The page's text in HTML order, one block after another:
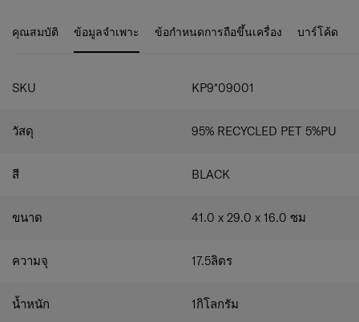
การตกแต่งด้วยสีที่เข้ากันบนแผ่นโลโก้และภายใน
สายสะพายบ่าดีไซน์ตามหลักสรีรศาสตร์
รวมการปรับแต่งส่วนตัว (Personalization)
ช่องสำหรับจัดเก็บ Powerbank (ไม่รวม Powerbank)
คุณสมบัติ ข้อมูลจำเพาะ ข้อกำหนดการถือขึ้นเครื่อง บาร์โค้ด
SKU KP9*09001
วัสดุ 95% RECYCLED PET 5%PU
สี BLACK
ขนาด 41.0 x 29.0 x 16.0 ซม
ความจุ 17.5ลิตร
น้ำหนัก 1กิโลกรัม